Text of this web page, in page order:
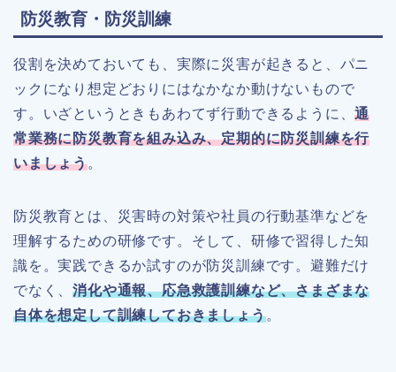
防災教育・防災訓練
役割を決めておいても、実際に災害が起きると、パニ
ックになり想定どおりにはなかなか動けないもので
す。いざというときもあわてず行動できるように、通
常業務に防災教育を組み込み、定期的に防災訓練を行
いましょう。
防災教育とは、災害時の対策や社員の行動基準などを
理解するための研修です。そして、研修で習得した知
識を。実践できるか試すのが防災訓練です。避難だけ
でなく、消化や通報、応急救護訓練など、さまざまな
自体を想定して訓練しておきましょう。